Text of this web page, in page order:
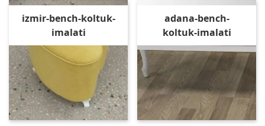
izmir-bench-koltuk-
imalati
adana-bench-
koltuk-imalati